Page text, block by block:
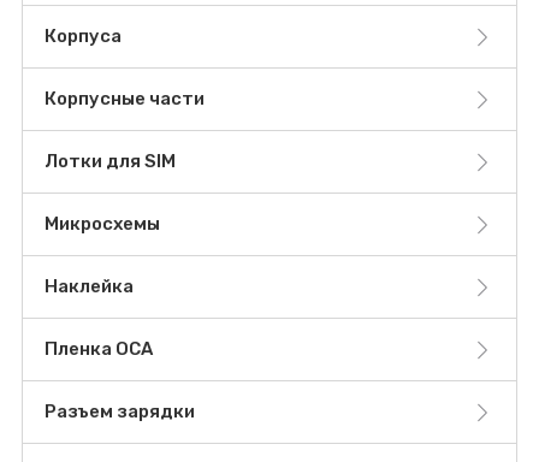
Корпуса
Корпусные части
Лотки для SIM
Микросхемы
Наклейка
Пленка OCA
Разъем зарядки